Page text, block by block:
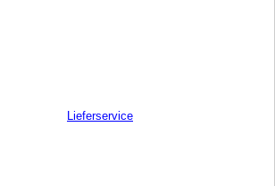
Lieferservice